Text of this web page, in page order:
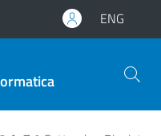
ENG